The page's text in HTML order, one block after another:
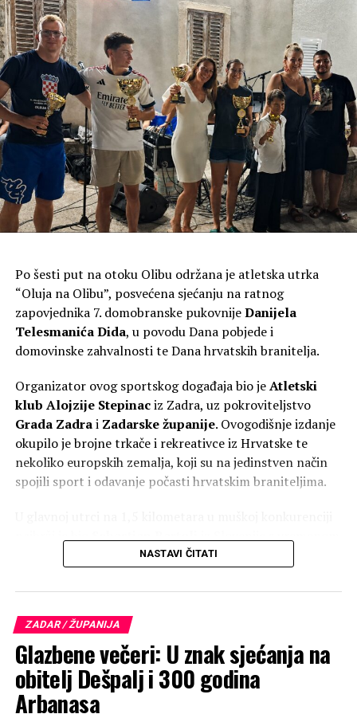
kulture RH.
Kip Marije s Isusom, oboje s krunama na glavi, izrađen je
od plemenitog bračkog kamena i visok je tri metra, a s
postoljem četiri metra te je među najvećim Gospinim
kipovima u Hrvatskoj. Klesar Vlado Knežević radio ga je
Biogradu na Moru. Kip se nalazi uz jedan od
najprometnijih pomorskih kanala između otoka Ugljana i
Pašmana kojim tijekom sezone dnevno prođe više od
dvije tisuće plovila. Želja župljana je da kip posjetiteljima
i prolaznicima koji plove tim kanalom bude
svjedočanstvo vjere, da se na tom mjestu časti Marija. Taj
Po šesti put na otoku Olibu održana je atletska utrka
“Oluja na Olibu”, posvećena sjećanju na ratnog
zapovjednika 7. domobranske pukovnijeDanijela
Telesmanića Dida, u povodu Dana pobjede i
domovinske zahvalnosti te Dana hrvatskih branitelja.
Organizator ovog sportskog događaja bio jeAtletski
klub Alojzije Stepinaciz Zadra, uz pokroviteljstvo
Grada Zadrai Zadarske županije. Ovogodišnje izdanje
okupilo je brojne trkače i rekreativce iz Hrvatske te
nekoliko europskih zemalja, koji su na jedinstven način
spojili sport i odavanje počasti hrvatskim braniteljima.
5:35. Drugo mjesto osvojio je Jakov Sorić
Rijeka s vremenom 6:05.
NASTAVI ČITATI
ZADAR / ŽUPANIJA
Glazbene večeri: U znak sjećanja na
obitelj Dešpalj i 300 godina
Arbanasa